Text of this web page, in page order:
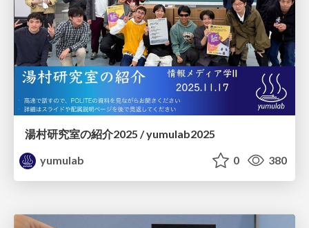
湯村研究室の紹介2025 / yumulab2025
yumulab
0 380